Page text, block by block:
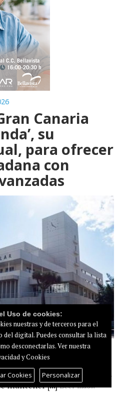
Canaria
su
para ofrecer
con
del portal corporativo
generativos de última
mantener [...]Leer más...
Uso de cookies:
nuestras y de terceros para el
del digital. Puedes consultar la lista
desconectarlas.Ver nuestra
y Cookies
Cookies Personalizar